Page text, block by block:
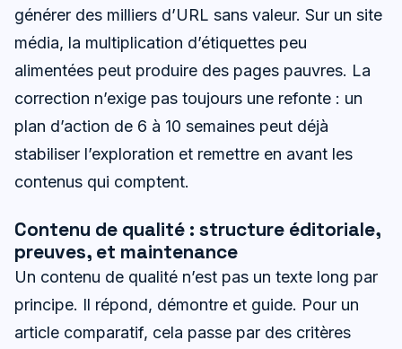
générer des milliers d’URL sans valeur. Sur un site
média, la multiplication d’étiquettes peu
alimentées peut produire des pages pauvres. La
correction n’exige pas toujours une refonte : un
plan d’action de 6 à 10 semaines peut déjà
stabiliser l’exploration et remettre en avant les
contenus qui comptent.
Contenu de qualité : structure éditoriale,
preuves, et maintenance
Un contenu de qualité n’est pas un texte long par
principe. Il répond, démontre et guide. Pour un
article comparatif, cela passe par des critères